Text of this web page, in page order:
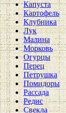
Капуста
Картофель
Клубника
Лук
Малина
Морковь
Огурцы
Перец
Петрушка
Помидоры
Рассада
Редис
Свекла